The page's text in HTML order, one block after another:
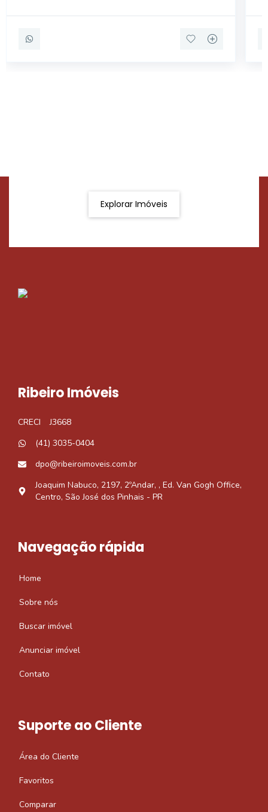
Explorar Imóveis
Ribeiro Imóveis
CRECI
J3668
(41) 3035-0404
dpo@ribeiroimoveis.com.br
Joaquim Nabuco, 2197, 2ºAndar, , Ed. Van Gogh Office,
Centro, São José dos Pinhais - PR
Navegação rápida
Home
Sobre nós
Buscar imóvel
Anunciar imóvel
Contato
Suporte ao Cliente
Área do Cliente
Favoritos
Comparar